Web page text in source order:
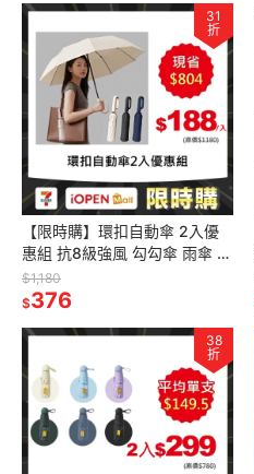
31
折
【限時購】環扣自動傘 2入優
惠組 抗8級強風 勾勾傘 雨傘 自
動傘 摺疊傘 晴雨傘 防曬傘
$1,180
$376
38
折